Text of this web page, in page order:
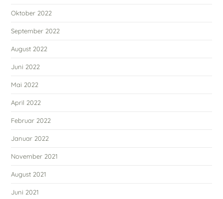
Oktober 2022
September 2022
August 2022
Juni 2022
Mai 2022
April 2022
Februar 2022
Januar 2022
November 2021
August 2021
Juni 2021